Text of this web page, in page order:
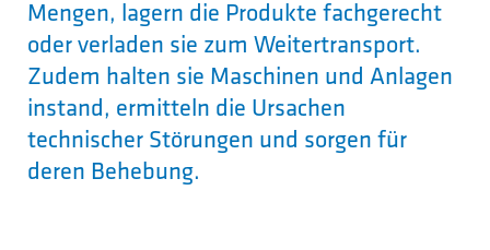
Mengen, lagern die Produkte fachgerecht
oder verladen sie zum Weitertransport.
Zudem halten sie Maschinen und Anlagen
instand, ermitteln die Ursachen
technischer Störungen und sorgen für
deren Behebung.